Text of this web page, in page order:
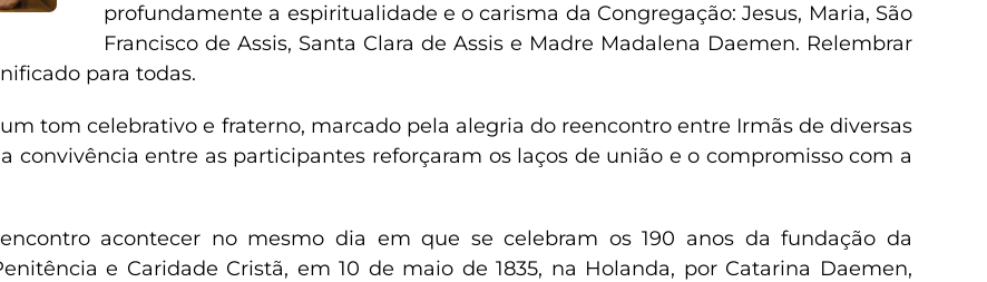
profundamente a espiritualidade e o carisma da Congregação: Jesus, Maria, São
Francisco de Assis, Santa Clara de Assis e Madre Madalena Daemen. Relembrar
para todas.
tom celebrativo e fraterno, marcado pela alegria do reencontro entre Irmãs de diversas
convivência entre as participantes reforçaram os laços de união e o compromisso com a
acontecer no mesmo dia em que se celebram os 190 anos da fundação da
e Caridade Cristã, em 10 de maio de 1835, na Holanda, por Catarina Daemen,